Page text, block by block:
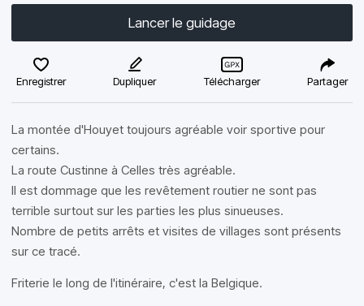
Lancer le guidage
Enregistrer Dupliquer Télécharger Partager
La montée d'Houyet toujours agréable voir sportive pour
certains.
La route Custinne à Celles très agréable.
Il est dommage que les revêtement routier ne sont pas
terrible surtout sur les parties les plus sinueuses.
Nombre de petits arrêts et visites de villages sont présents
sur ce tracé.
Friterie le long de l'itinéraire, c'est la Belgique.